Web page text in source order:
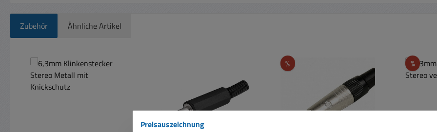
Zubehör Ähnliche Artikel
%Rabatt %Rabatt
Preisauszeichnung